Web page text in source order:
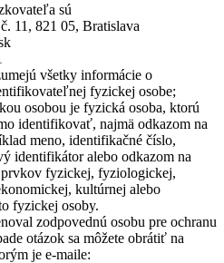
sú
11, 821 05, Bratislava
všetky informácie o
fyzickej osobe;
osobou je fyzická osoba, ktorú
identifikovať, najmä odkazom na
meno, identifikačné číslo,
identifikátor alebo odkazom na
fyzickej, fyziologickej,
kultúrnej alebo
fyzickej osoby.
zodpovednú osobu pre ochranu
otázok sa môžete obrátiť na
je e-maile: